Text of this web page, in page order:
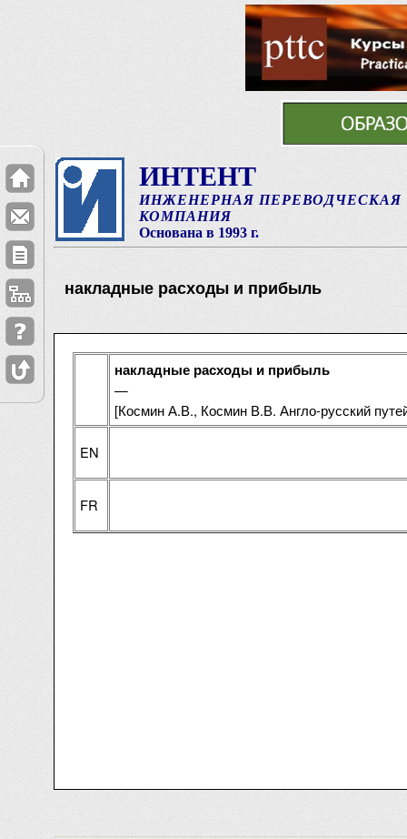
ИНТЕНТ
ИНЖЕНЕРНАЯ ПЕРЕВОДЧЕСКАЯ
КОМПАНИЯ
Основана в 1993 г.
накладные расходы и прибыль
накладные расходы и прибыль
—
[Космин А.В., Космин В.В. Англо-русский
EN
FR